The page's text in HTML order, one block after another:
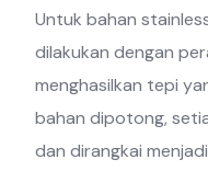
Untuk bahan
dilakukan dengan
menghasilkan tepi
bahan dipotong,
dan dirangkai